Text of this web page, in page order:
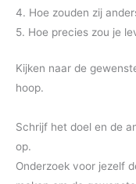
4. Hoe zouden zij
5. Hoe precies zou je
Kijken naar de
hoop.
Schrijf het doel en de
op.
Onderzoek voor jezelf